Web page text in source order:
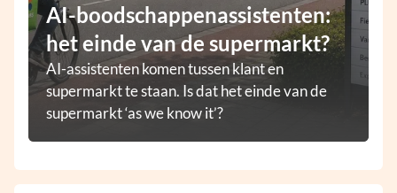
AI-boodschappenassistenten:
het einde van de supermarkt?
AI-assistenten komen tussen klant en
supermarkt te staan. Is dat het einde van de
supermarkt ‘as we know it’?